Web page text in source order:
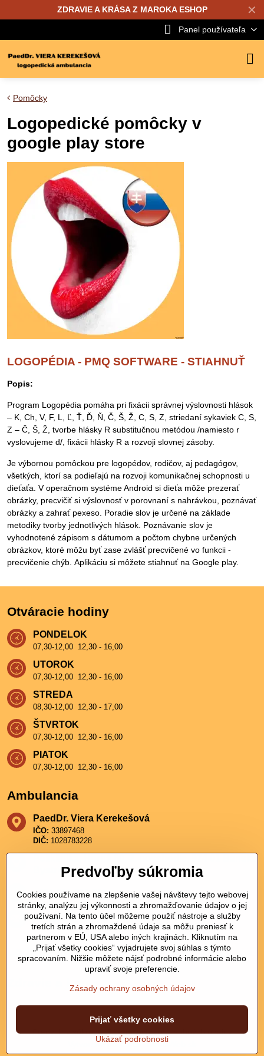
✕
ZDRAVIE A KRÁSA Z MAROKA ESHOP
Panel používateľa
Pomôcky
Logopedické pomôcky v
google play store
LOGOPÉDIA - PMQ SOFTWARE - STIAHNUŤ
Popis:
Program Logopédia pomáha pri fixácii správnej výslovnosti hlások
– K, Ch, V, F, L, Ľ, Ť, Ď, Ň, Č, Š, Ž, C, S, Z, striedaní sykaviek C, S,
Z – Č, Š, Ž, tvorbe hlásky R substitučnou metódou /namiesto r
vyslovujeme d/, fixácii hlásky R a rozvoji slovnej zásoby.
Je výbornou pomôckou pre logopédov, rodičov, aj pedagógov,
všetkých, ktorí sa podieľajú na rozvoji komunikačnej schopnosti u
dieťaťa. V operačnom systéme Android si dieťa môže prezerať
obrázky, precvičiť si výslovnosť v porovnaní s nahrávkou, poznávať
obrázky a zahrať pexeso. Poradie slov je určené na základe
metodiky tvorby jednotlivých hlások. Poznávanie slov je
vyhodnotené zápisom s dátumom a počtom chybne určených
obrázkov, ktoré môžu byť zase zvlášť precvičené vo funkcii -
precvičenie chýb. Aplikáciu si môžete stiahnuť na Google play.
Otváracie hodiny
PONDELOK
07,30-12,00 12,30 - 16,00
UTOROK
07,30-12,00 12,30 - 16,00
STREDA
08,30-12,00 12,30 - 17,00
ŠTVRTOK
07,30-12,00 12,30 - 16,00
PIATOK
07,30-12,00 12,30 - 16,00
Ambulancia
PaedDr​. Viera Kerekešová
IČO: 33897468
DIČ: 1028783228
Bystrica
+421 911 911 211
kerekesova​@hotmail​.com
Logopédia
Zdravie a krása
©2026Copyright
Predvoľby súkromiaZásady ochrany osobných údajov
Vytvorené pomocou:BiznisWeb.sk
Predvoľby súkromia
Cookies používame na zlepšenie vašej návštevy tejto webovej
stránky, analýzu jej výkonnosti a zhromažďovanie údajov o jej
používaní. Na tento účel môžeme použiť nástroje a služby
tretích strán a zhromaždené údaje sa môžu preniesť k
partnerom v EÚ, USA alebo iných krajinách. Kliknutím na
„Prijať všetky cookies“ vyjadrujete svoj súhlas s týmto
spracovaním. Nižšie môžete nájsť podrobné informácie alebo
upraviť svoje preferencie.
Zásady ochrany osobných údajov
Ukázať podrobnosti
Prijať všetky cookies